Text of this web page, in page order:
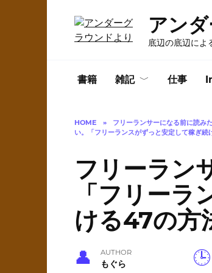
アン
底辺の底辺によ
書籍 雑記 仕事
HOME » フリーランサーになる前に読み
い。「フリーランスがずっと安定して稼ぎ続
フリーラン
「フリー
ける47の方
AUTHOR
もぐら